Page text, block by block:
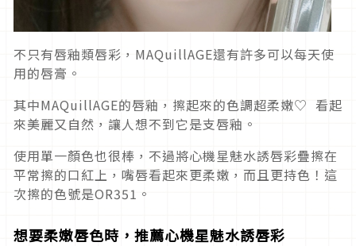
不只有唇釉類唇彩，MAQuillAGE還有許多可以每天使
用的唇膏。
其中MAQuillAGE的唇釉，擦起來的色調超柔嫩♡ 看起
來美麗又自然，讓人想不到它是支唇釉。
使用單一顏色也很棒，不過將心機星魅水誘唇彩疊擦在
平常擦的口紅上，嘴唇看起來更柔嫩，而且更持色！這
次擦的色號是OR351。
想要柔嫩唇色時，推薦心機星魅水誘唇彩